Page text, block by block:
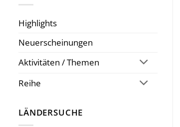
Highlights
Neuerscheinungen
Aktivitäten / Themen
Reihe
LÄNDERSUCHE